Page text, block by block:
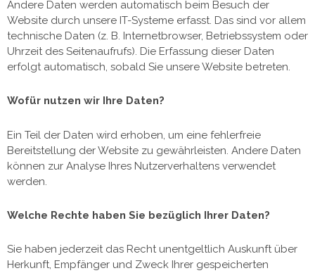
Andere Daten werden automatisch beim Besuch der
Website durch unsere IT-Systeme erfasst. Das sind vor allem
technische Daten (z. B. Internetbrowser, Betriebssystem oder
Uhrzeit des Seitenaufrufs). Die Erfassung dieser Daten
erfolgt automatisch, sobald Sie unsere Website betreten.
Wofür nutzen wir Ihre Daten?
Ein Teil der Daten wird erhoben, um eine fehlerfreie
Bereitstellung der Website zu gewährleisten. Andere Daten
können zur Analyse Ihres Nutzerverhaltens verwendet
werden.
Welche Rechte haben Sie bezüglich Ihrer Daten?
Sie haben jederzeit das Recht unentgeltlich Auskunft über
Herkunft, Empfänger und Zweck Ihrer gespeicherten